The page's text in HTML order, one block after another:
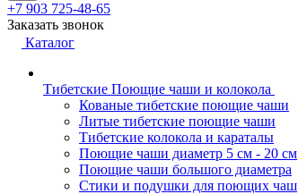
+7 903 725-48-65
Заказать звонок
Каталог
Тибетские Поющие чаши и колокола
Кованые тибетские поющие чаши
Литые тибетские поющие чаши
Тибетские колокола и караталы
Поющие чаши диаметр 5 см - 20 см
Поющие чаши большого диаметра
Стики и подушки для поющих чаш